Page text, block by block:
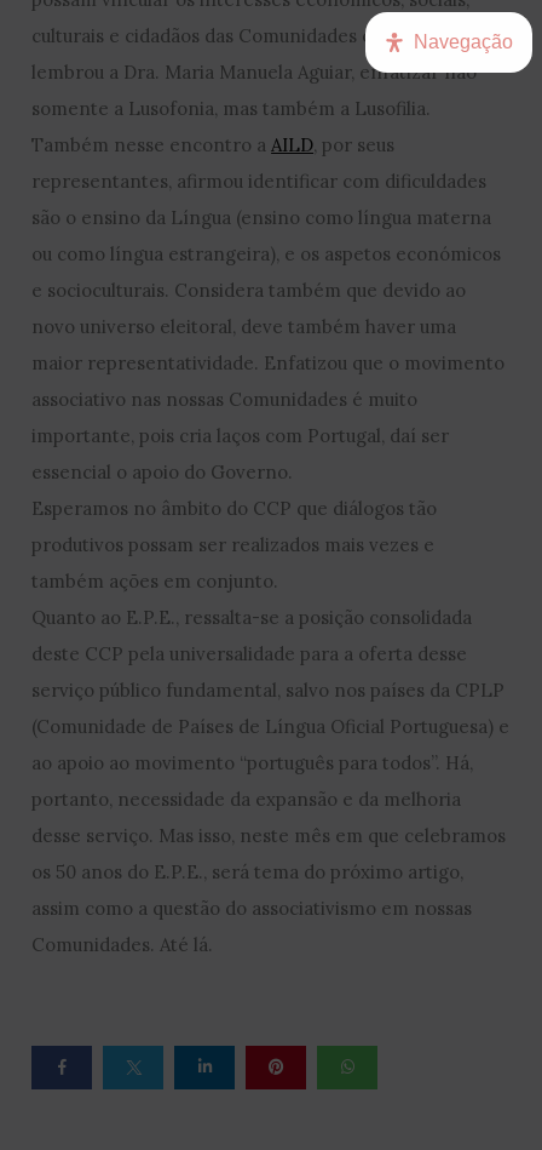
culturais e cidadãos das Comunidades ou, como
lembrou a Dra. Maria Manuela Aguiar, enfatizar não
somente a Lusofonia, mas também a Lusofilia.
Também nesse encontro a AILD , por seus
representantes, afirmou identificar com dificuldades
são o ensino da Língua (ensino como língua materna
ou como língua estrangeira), e os aspetos económicos
e socioculturais. Considera também que devido ao
novo universo eleitoral, deve também haver uma
maior representatividade. Enfatizou que o movimento
associativo nas nossas Comunidades é muito
importante, pois cria laços com Portugal, daí ser
essencial o apoio do Governo.
Esperamos no âmbito do CCP que diálogos tão
produtivos possam ser realizados mais vezes e
também ações em conjunto.
Quanto ao E.P.E., ressalta-se a posição consolidada
deste CCP pela universalidade para a oferta desse
serviço público fundamental, salvo nos países da CPLP
(Comunidade de Países de Língua Oficial Portuguesa) e
ao apoio ao movimento “português para todos”. Há,
portanto, necessidade da expansão e da melhoria
desse serviço. Mas isso, neste mês em que celebramos
os 50 anos do E.P.E., será tema do próximo artigo,
assim como a questão do associativismo em nossas
Comunidades. Até lá.
Navegação